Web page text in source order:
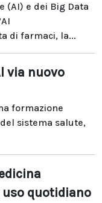
(AI) e dei Big Data
di farmaci, la...
via nuovo
formazione
sistema salute,
quotidiano